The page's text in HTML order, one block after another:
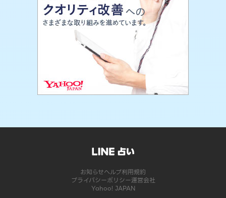
お知らせヘルプ利用規約
プライバシーポリシー運営会社
Yahoo! JAPAN